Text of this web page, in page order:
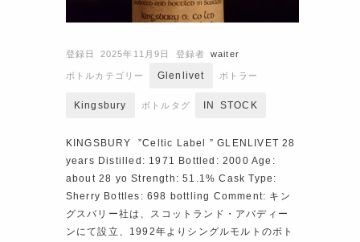
登録日 2025年11月9日 登録者 waiter
ボトルカテゴリー Glenlivet ボトラー
Kingsbury ボトルタグ IN STOCK
KINGSBURY ”Celtic Label ” GLENLIVET 28
years Distilled: 1971 Bottled: 2000 Age:
about 28 yo Strength: 51.1% Cask Type:
Sherry Bottles: 698 bottling Comment: キン
グスバリー社は、スコットランド・アバディー
ンにて設立、1992年よりシングルモルトのボト